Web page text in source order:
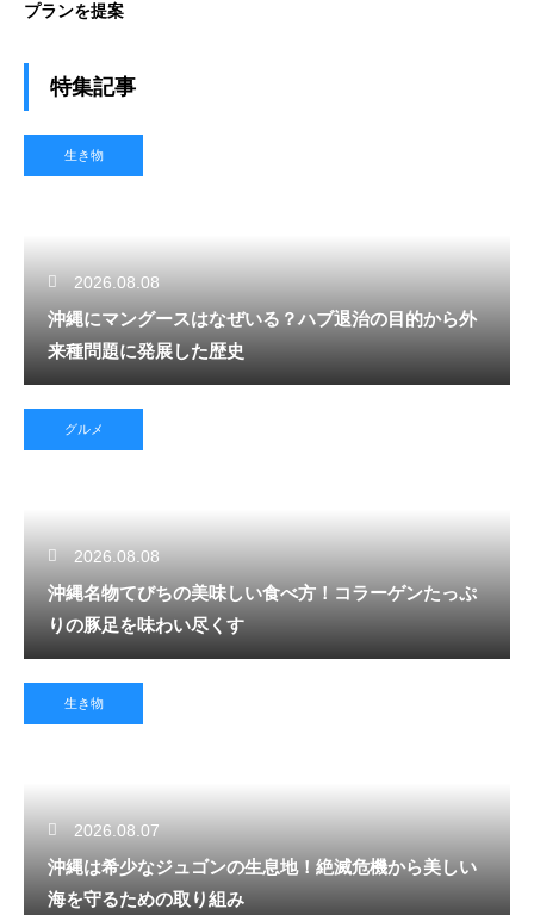
プランを提案
特集記事
生き物
2026.08.08
沖縄にマングースはなぜいる？ハブ退治の目的から外
来種問題に発展した歴史
グルメ
2026.08.08
沖縄名物てびちの美味しい食べ方！コラーゲンたっぷ
りの豚足を味わい尽くす
生き物
2026.08.07
沖縄は希少なジュゴンの生息地！絶滅危機から美しい
海を守るための取り組み